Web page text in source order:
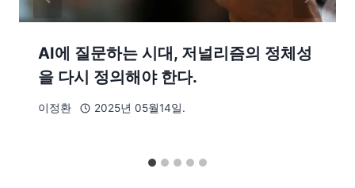
AI에 질문하는 시대, 저널리즘의 정체성
을 다시 정의해야 한다.
이정환 2025년 05월14일.